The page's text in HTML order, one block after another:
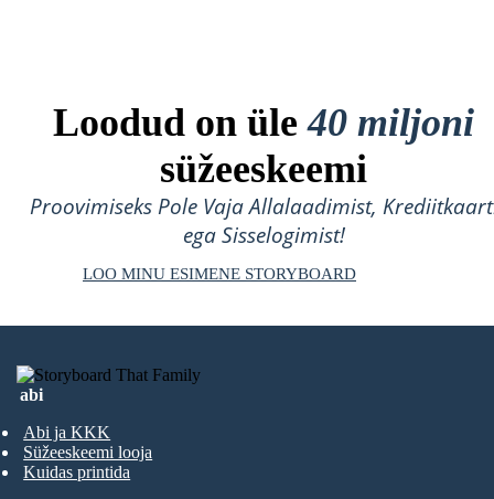
Loodud on üle40 miljoni
süžeeskeemi
Proovimiseks Pole Vaja Allalaadimist,
ega Sisselogimist!
LOO MINU ESIMENE STORYBOARD
abi
Abi ja KKK
Süžeeskeemi looja
Kuidas printida